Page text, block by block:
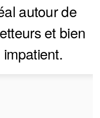
autour de
et bien